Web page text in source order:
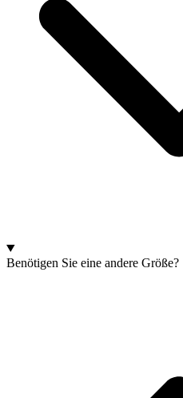
Benötigen Sie eine andere Größe?